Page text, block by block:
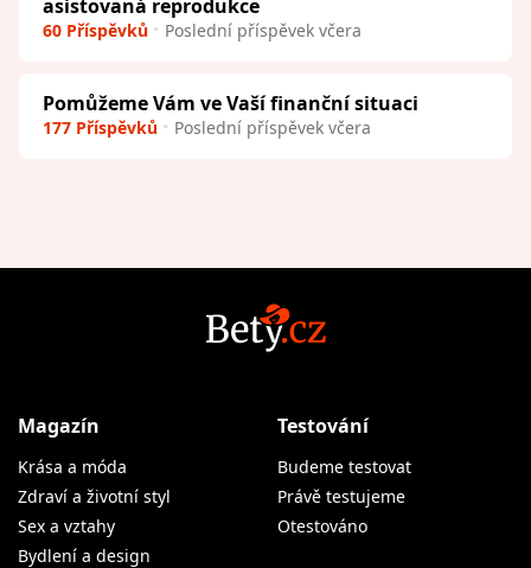
asistovaná reprodukce
60 Příspěvků Poslední příspěvek včera
Pomůžeme Vám ve Vaší finanční situaci
177 Příspěvků Poslední příspěvek včera
Magazín
Krása a móda
Zdraví a životní styl
Sex a vztahy
Bydlení a design
Testování
Budeme testovat
Právě testujeme
Otestováno